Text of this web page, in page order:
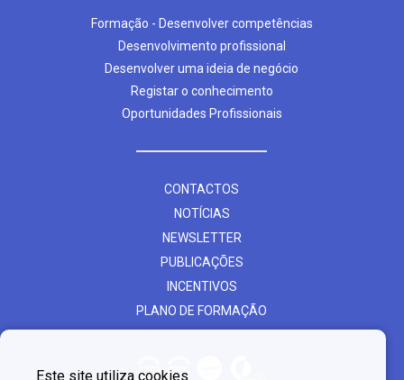
Formação - Desenvolver competências
Desenvolvimento profissional
Desenvolver uma ideia de negócio
Registar o conhecimento
Oportunidades Profissionais
CONTACTOS
NOTÍCIAS
NEWSLETTER
PUBLICAÇÕES
INCENTIVOS
PLANO DE FORMAÇÃO
Este site utiliza cookies